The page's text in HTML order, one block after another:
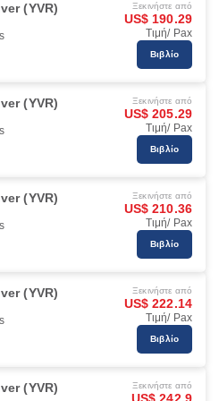
(YVR) Ξεκινήστε από
US$ 190.29
Τιμή/ Pax
Βιβλίο
(YVR) Ξεκινήστε από
US$ 205.29
Τιμή/ Pax
Βιβλίο
(YVR) Ξεκινήστε από
US$ 210.36
Τιμή/ Pax
Βιβλίο
(YVR) Ξεκινήστε από
US$ 222.14
Τιμή/ Pax
Βιβλίο
(YVR) Ξεκινήστε από